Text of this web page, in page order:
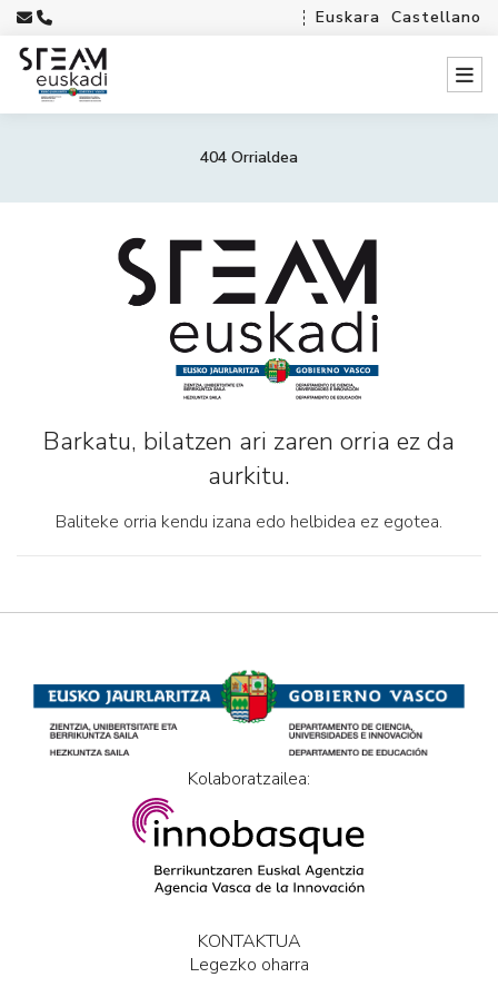
Euskara Castellano
404 Orrialdea
Barkatu, bilatzen ari zaren orria ez da
aurkitu.
Baliteke orria kendu izana edo helbidea ez egotea.
Kolaboratzailea:
KONTAKTUA
Legezko oharra